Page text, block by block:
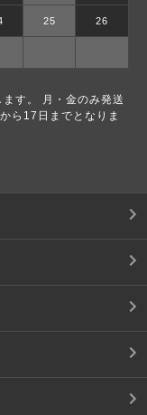
25 26
す。 月・金のみ発送
ら17日までとなりま